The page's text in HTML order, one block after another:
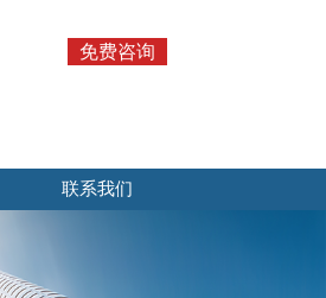
免费咨询
联系我们